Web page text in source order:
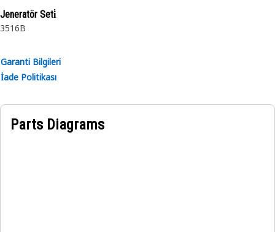
Jeneratör Seti̇
3516B
Garanti Bilgileri
İade Politikası
Parts Diagrams